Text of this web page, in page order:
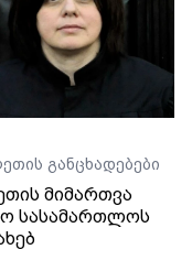
განცხადებები
მიმართვა
სასამართლოს